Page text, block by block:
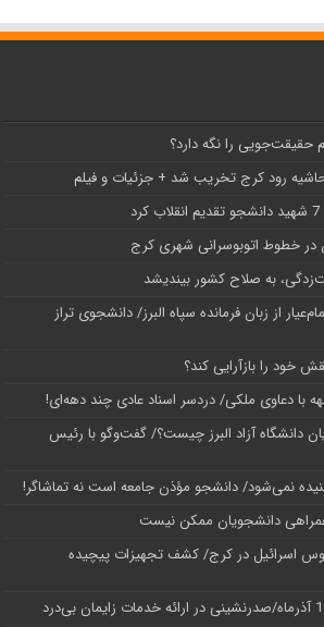
را نگه دارد؟
رود کرج تخریب شد + جزئیات و فیلم
به صلاح کشور بیندیشد
از زبان فرمانده سپاه البرز/ دانشجوی تراز
خود را بازآرایی کند؟
با دعاوی ملکی/ دردسر اسناد عادی چند‌ دهه‌ای!
دانشگاه آزاد البرز چیست؟/ گفت‌وگو با رئیس
نمی‌شود/ دانشجو مؤذن جامعه است نه تماشاگر!
دانشجویان ممکن نیست
اسرائیل در کرج/‌ کشف تجهیزات پیچیده